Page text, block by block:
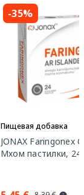
-35%
Пищевая добавка
JONAX Faringonex
Мхом пастилки, 24